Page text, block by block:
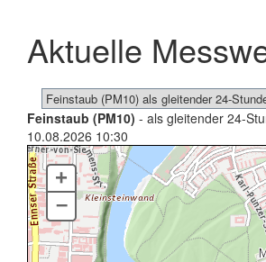
Aktuelle
Feinstaub (PM10) - als gleitender 24-
10.08.2026 10:30
+
–